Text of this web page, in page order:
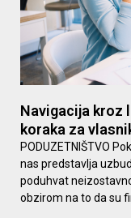
Navigacija kroz
koraka za
PODUZETNIŠTVO
nas predstavlja
poduhvat
obzirom na to da su